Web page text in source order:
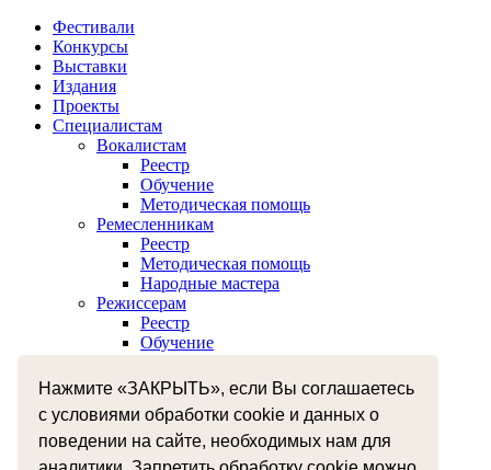
Нажмите «ЗАКРЫТЬ», если Вы соглашаетесь
с условиями обработки cookie и данных о
поведении на сайте, необходимых нам для
Фестивали
Конкурсы
Выставки
Издания
Проекты
Специалистам
Вокалистам
Реестр
Обучение
Методическая помощь
Ремесленникам
Реестр
Методическая помощь
Народные мастера
Режиссерам
Реестр
Обучение
Реестр
Музыкантам
Реестр
Межнациональное сотрудничество